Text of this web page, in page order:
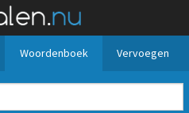
Woordenboek Vervoegen